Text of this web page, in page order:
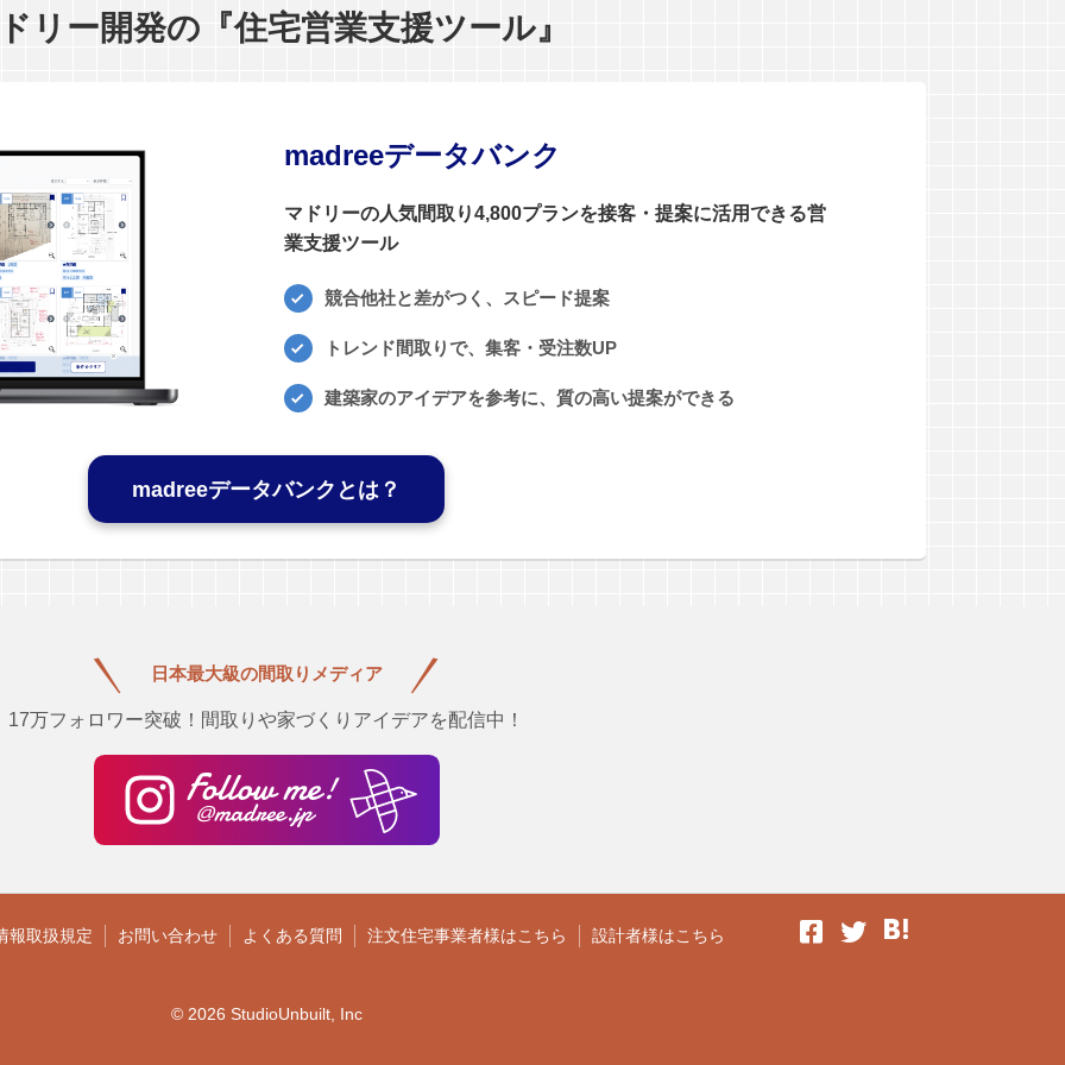
リー開発の『住宅営業支援ツール』
madreeデータバンク
マドリーの人気間取り4,800プランを接客・提案に活用できる営
業支援ツール
競合他社と差がつく、スピード提案
トレンド間取りで、集客・受注数UP
建築家のアイデアを参考に、質の高い提案ができる
madreeデータバンクとは？
日本最大級の間取りメディア
17万フォロワー突破！間取りや家づくりアイデアを配信中！
報取扱規定 お問い合わせ よくある質問 注文住宅事業者様はこちら 設計者様はこちら
© 2026 StudioUnbuilt, Inc